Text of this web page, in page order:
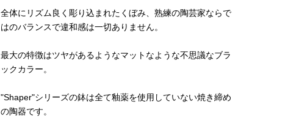
全体にリズム良く彫り込まれたくぼみ、熟練の陶芸家ならで
はのバランスで違和感は一切ありません。
最大の特徴はツヤがあるようなマットなような不思議なブラ
ックカラー。
"Shaper"シリーズの鉢は全て釉薬を使用していない焼き締め
の陶器です。